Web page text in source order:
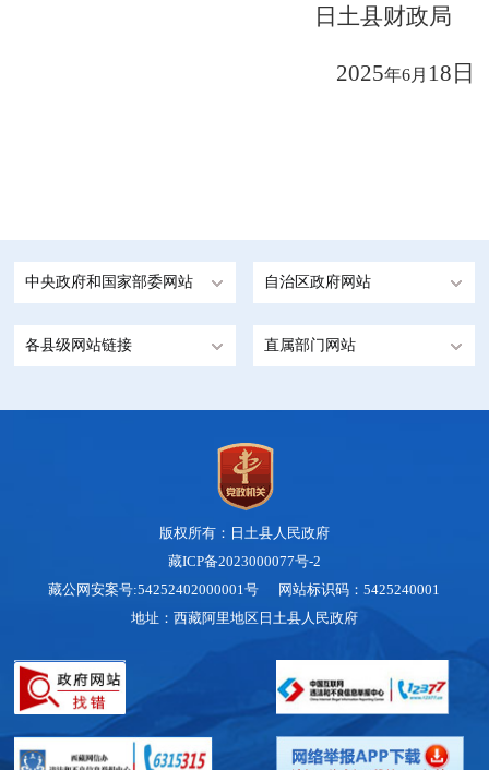
日土县财政局
2025年6月 18 日
中央政府和国家部委网站 自治区政府网站
各县级网站链接 直属部门网站
版权所有：日土县人民政府
藏ICP备2023000077号-2
藏公网安案号:54252402000001号 网站标识码：5425240001
地址：西藏阿里地区日土县人民政府